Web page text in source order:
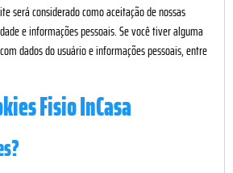
será considerado como aceitação de nossas
e informações pessoais. Se você tiver alguma
dados do usuário e informações pessoais, entre
Fisio InCasa